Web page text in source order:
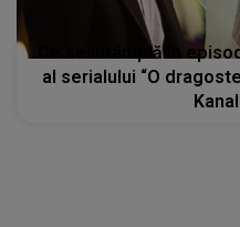
Ce se întâmplă în
al serialului “O